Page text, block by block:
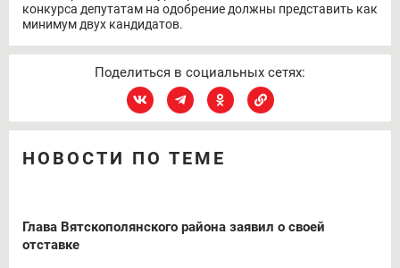
конкурса депутатам на одобрение должны представить как
минимум двух кандидатов.
Поделиться в социальных сетях:
НОВОСТИ ПО ТЕМЕ
Глава Вятскополянского района заявил о своей
отставке